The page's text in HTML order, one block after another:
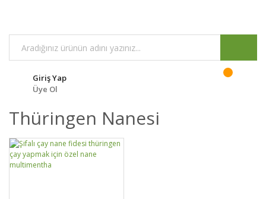
Giriş Yap
Üye Ol
Thüringen Nanesi